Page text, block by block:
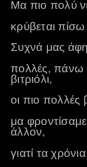
Μα πιο πολύ
κρύβεται
Συχνά μας
πολλές, πάνω
βιτριόλι,
οι πιο
μα
άλλον,
γιατί τα